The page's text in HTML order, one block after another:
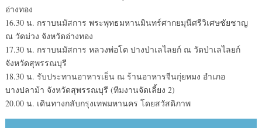
อ่างทอง
16.30 น. กราบนมัสการ พระพุทธมหานมินทร์ศากยมุนีศรีวิเศษชัยชาญ
ณ วัดม่วง จังหวัดอ่างทอง
17.30 น. กราบนมัสการ หลวงพ่อโต ปางป่าเลไลยก์ ณ วัดป่าเลไลยก์
จังหวัดสุพรรณบุรี
18.30 น. รับประทานอาหารเย็น ณ ร้านอาหารจีนกุ่ยหมง อำเภอ
บางปลาม้า จังหวัดสุพรรณบุรี (ทีมงานจัดเลี้ยง 2)
20.00 น. เดินทางกลับกรุงเทพมหานคร โดยสวัสดิภาพ